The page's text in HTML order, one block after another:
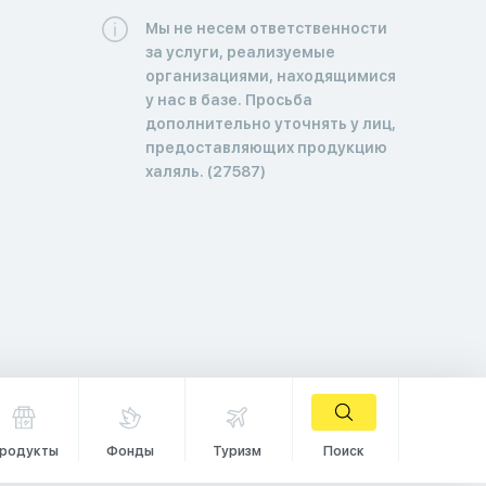
Мы не несем ответственности
за услуги, реализуемые
организациями, находящимися
у нас в базе. Просьба
дополнительно уточнять у лиц,
предоставляющих продукцию
халяль. (27587)
Фонды Туризм Поиск